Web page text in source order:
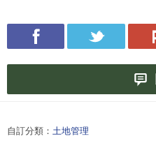
自訂分類： 土地管理